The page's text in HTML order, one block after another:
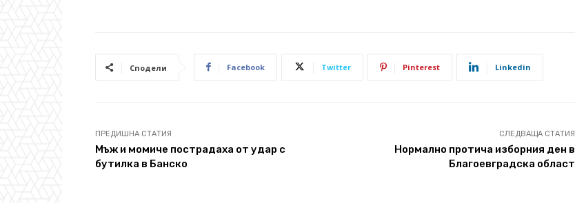
Сподели Facebook Twitter Pinterest Linkedin
ПРЕДИШНА СТАТИЯ
Мъж и момиче пострадаха от удар с
бутилка в Банско
СЛЕДВАЩА СТАТИЯ
Нормално протича изборния ден в
Благоевградска област